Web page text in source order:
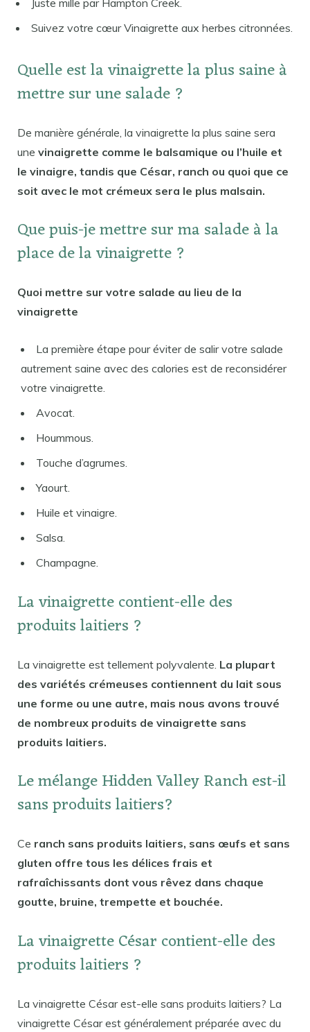
Suivez votre cœur Vinaigrette aux herbes citronnées.
Quelle est la vinaigrette la plus saine à
mettre sur une salade ?
De manière générale, la vinaigrette la plus saine sera
une vinaigrette comme le balsamique ou l’huile et
le vinaigre, tandis que César, ranch ou quoi que ce
soit avec le mot crémeux sera le plus malsain.
Que puis-je mettre sur ma salade à la
place de la vinaigrette ?
Quoi mettre sur votre salade au lieu de la
vinaigrette
La première étape pour éviter de salir votre salade
autrement saine avec des calories est de reconsidérer
votre vinaigrette.
Avocat.
Hoummous.
Touche d’agrumes.
Yaourt.
Huile et vinaigre.
Salsa.
Champagne.
La vinaigrette contient-elle des
produits laitiers ?
La vinaigrette est tellement polyvalente. La plupart
des variétés crémeuses contiennent du lait sous
une forme ou une autre, mais nous avons trouvé
de nombreux produits de vinaigrette sans
produits laitiers.
Le mélange Hidden Valley Ranch est-il
sans produits laitiers?
Ce ranch sans produits laitiers, sans œufs et sans
gluten offre tous les délices frais et
rafraîchissants dont vous rêvez dans chaque
goutte, bruine, trempette et bouchée.
La vinaigrette César contient-elle des
produits laitiers ?
La vinaigrette César est-elle sans produits laitiers? La
vinaigrette César est généralement préparée avec du